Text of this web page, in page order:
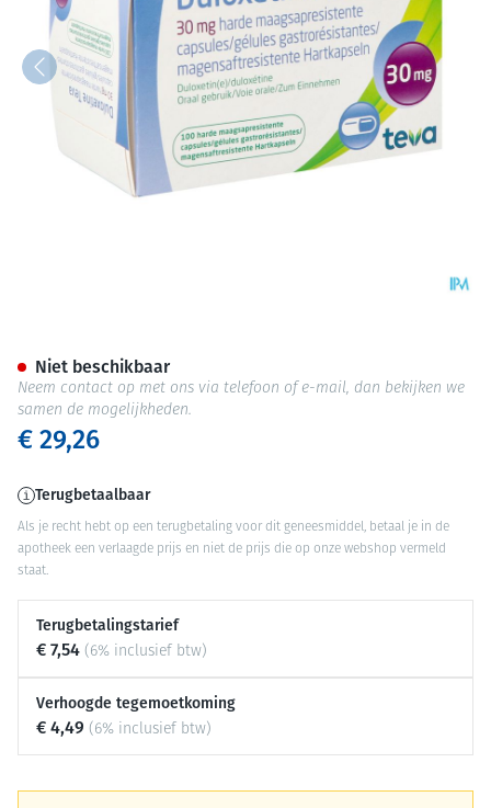
€ 29,26
Terugbetaalbaar
Als je recht hebt op een terugbetaling voor dit geneesmiddel, betaal je in de
apotheek een verlaagde prijs en niet de prijs die op onze webshop vermeld
staat.
Terugbetalingstarief
€ 7,54 (6% inclusief btw)
Verhoogde tegemoetkoming
€ 4,49 (6% inclusief btw)
Niet beschikbaar
Neem contact op met ons via telefoon of e-mail, dan bekijken we
samen de mogelijkheden.